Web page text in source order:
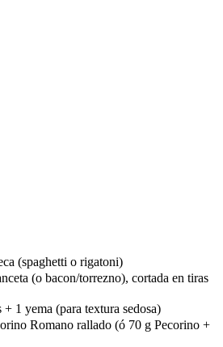
(spaghetti o rigatoni)
(o bacon/torrezno), cortada en tiras
+ 1 yema (para textura sedosa)
Romano rallado (ó 70 g Pecorino +